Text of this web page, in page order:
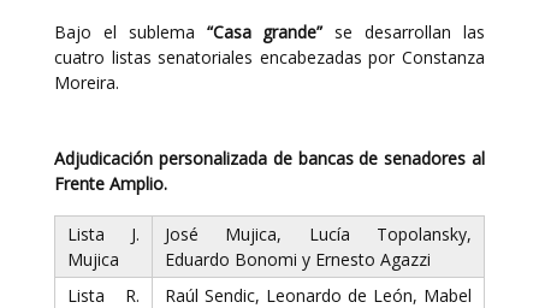
Bajo el sublema “Casa grande”se desarrollan las
cuatro listas senatoriales encabezadas por Constanza
Moreira.
Adjudicación personalizada de bancas de senadores al
Frente Amplio.
Lista J.
Mujica
José Mujica, Lucía Topolansky,
Eduardo Bonomi y Ernesto Agazzi
Lista R.
Raúl Sendic, Leonardo de León, Mabel